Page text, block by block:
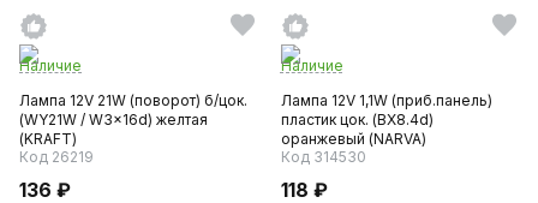
Наличие
Лампа 12V 21W (поворот) б/цок.
(WY21W / W3x16d) желтая
(KRAFT)
Код 26219
136 ₽
Наличие
Лампа 12V 1,1W (приб.панель)
пластик цок. (BX8.4d)
оранжевый (NARVA)
Код 314530
118 ₽